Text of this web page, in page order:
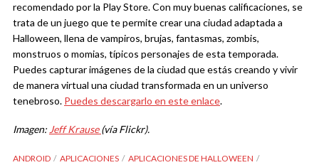
recomendado por la Play Store. Con muy buenas calificaciones, se
trata de un juego que te permite crear una ciudad adaptada a
Halloween, llena de vampiros, brujas, fantasmas, zombis,
monstruos o momias, típicos personajes de esta temporada.
Puedes capturar imágenes de la ciudad que estás creando y vivir
de manera virtual una ciudad transformada en un universo
tenebroso. Puedes descargarlo en este enlace.
Imagen: Jeff Krause(vía Flickr).
ANDROID APLICACIONES
APLICACIONES DE HALLOWEEN